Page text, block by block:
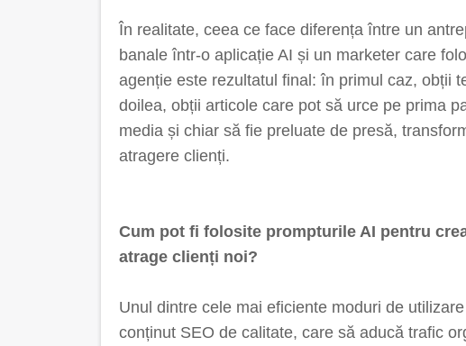
În realitate, ceea ce face diferența între un
banale într-o aplicație AI și un marketer care
agenție este rezultatul final: în primul caz, obții
doilea, obții articole care pot să urce pe prima
media și chiar să fie preluate de presă,
atragere clienți.
Cum pot fi folosite prompturile AI pentru
atrage clienți noi?
Unul dintre cele mai eficiente moduri de
conținut SEO de calitate, care să aducă trafic